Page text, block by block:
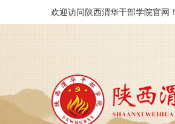
欢迎访问陕西渭华干部学院官网！